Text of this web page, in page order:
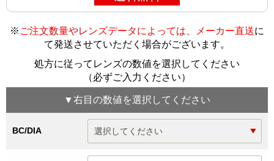
※ ご注文数量やレンズデータによっては、メーカー直送に
て発送させていただく場合がございます。
処方に従ってレンズの数値を選択してください
（必ずご入力ください）
▼右目 の数値を選択してください
BC/DIA